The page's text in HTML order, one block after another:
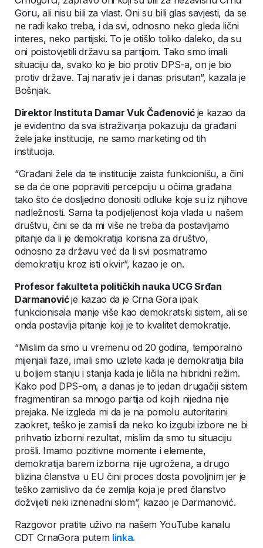
Goru, ali nisu bili za vlast. Oni su bili glas savjesti, da se
ne radi kako treba, i da svi, odnosno neko gleda lični
interes, neko partijski. To je otišlo toliko daleko, da su
oni poistovjetili državu sa partijom. Tako smo imali
situaciju da, svako ko je bio protiv DPS-a, on je bio
protiv države. Taj narativ je i danas prisutan”, kazala je
Bošnjak.
Direktor Instituta Damar Vuk Čađenović je kazao da
je evidentno da sva istraživanja pokazuju da građani
žele jake institucije, ne samo marketing od tih
institucija.
“Građani žele da te institucije zaista funkcionišu, a čini
se da će one popraviti percepciju u očima građana
tako što će dosljedno donositi odluke koje su iz njihove
nadležnosti. Sama ta podijeljenost koja vlada u našem
društvu, čini se da mi više ne treba da postavljamo
pitanje da li je demokratija korisna za društvo,
odnosno za državu već da li svi posmatramo
demokratiju kroz isti okvir”, kazao je on.
Profesor fakulteta političkih nauka UCG Srđan
Darmanovićje kazao da je Crna Gora ipak
funkcionisala manje više kao demokratski sistem, ali se
onda postavlja pitanje koji je to kvalitet demokratije.
“Mislim da smo u vremenu od 20 godina, temporalno
mijenjali faze, imali smo uzlete kada je demokratija bila
u boljem stanju i stanja kada je ličila na hibridni režim.
Kako pod DPS-om, a danas je to jedan drugačiji sistem
fragmentiran sa mnogo partija od kojih nijedna nije
prejaka. Ne izgleda mi da je na pomolu autoritarini
zaokret, teško je zamisli da neko ko izgubi izbore ne bi
prihvatio izborni rezultat, mislim da smo tu situaciju
prošli. Imamo pozitivne momente i elemente,
demokratija barem izborna nije ugrožena, a drugo
blizina članstva u EU čini proces dosta povoljnim jer je
teško zamislivo da će zemlja koja je pred članstvo
dožvijeti neki iznenadni slom”, kazao je Darmanović.
Razgovor pratite uživo na našem YouTube kanalu
CDT CrnaGora putem linka.